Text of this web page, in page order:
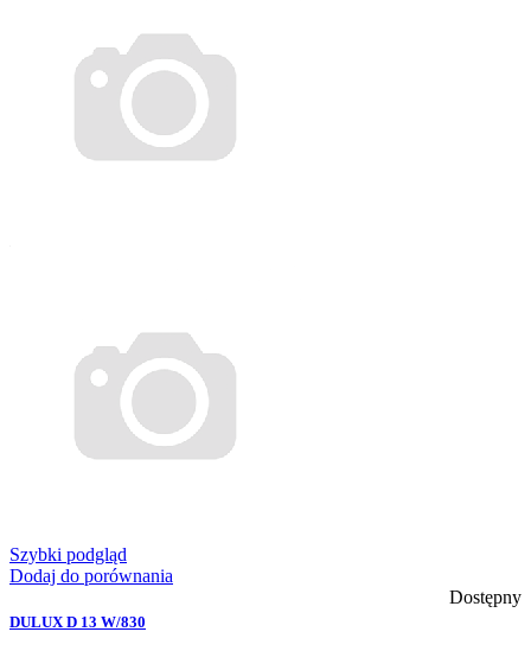
Szybki podgląd
Dodaj do porównania
Dostępny
DULUX D 13 W/830